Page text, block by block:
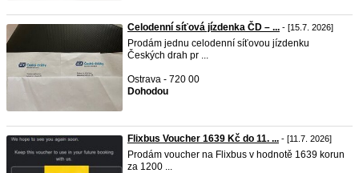
Celodenní síťová jízdenka ČD – ... - [15.7. 2026]
Prodám jednu celodenní síťovou jízdenku
Českých drah pr ...
Ostrava - 720 00
Dohodou
Flixbus Voucher 1639 Kč do 11. ... - [11.7. 2026]
Prodám voucher na Flixbus v hodnotě 1639 korun
za 1200 ...